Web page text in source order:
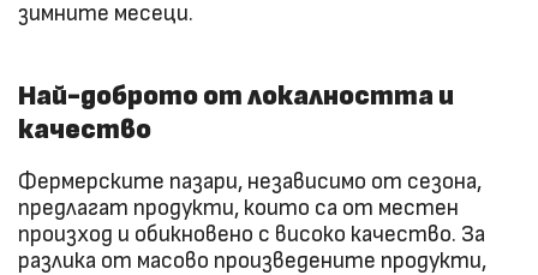
зимните месеци.
Най-доброто от локалността и
качество
Фермерските пазари, независимо от сезона,
предлагат продукти, които са от местен
произход и обикновено с високо качество. За
разлика от масово произведените продукти,